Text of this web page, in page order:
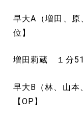
早大A（増田、原
位】
増田莉蔵 １分51
早大B（林、山本
【OP】